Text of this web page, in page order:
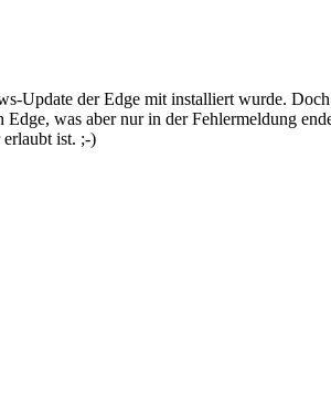
Update der Edge mit installiert wurde.
was aber nur in der Fehlermeldung
ist. ;-)